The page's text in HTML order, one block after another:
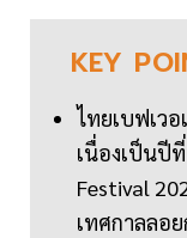
KEY
ไทยเบฟเว
เนื่องเป็นปี
Festival
เทศกาลลอ